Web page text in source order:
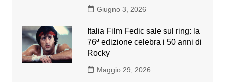
Giugno 3, 2026
Italia Film Fedic sale sul ring: la
76ª edizione celebra i 50 anni di
Rocky
Maggio 29, 2026